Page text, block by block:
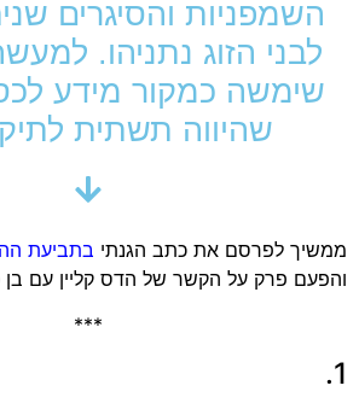
השמפניות והסיגרים
לבני הזוג נתניהו.
שימשה כמקור מידע
שהיווה תשתית לתיק 1000"
ממשיך לפרסם את כתב הגנתי בתביעת
והפעם פרק על הקשר של הדס קליין עם בן
***
1.